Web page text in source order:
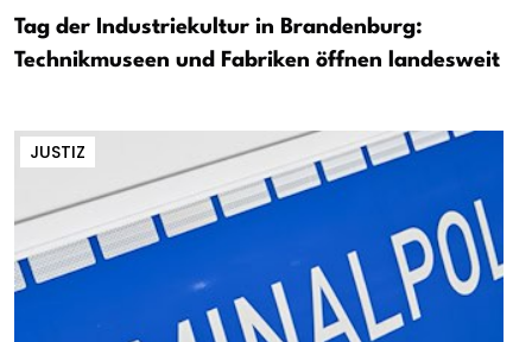
Tag der Industriekultur in Brandenburg:
Technikmuseen und Fabriken öffnen landesweit
JUSTIZ